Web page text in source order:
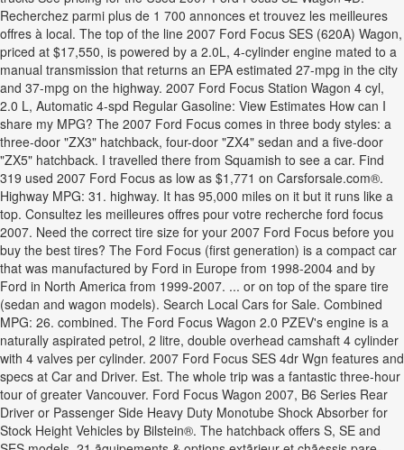
Recherchez parmi plus de 1 700 annonces et trouvez les meilleures
offres à local. The top of the line 2007 Ford Focus SES (620A) Wagon,
priced at $17,550, is powered by a 2.0L, 4-cylinder engine mated to a
manual transmission that returns an EPA estimated 27-mpg in the city
and 37-mpg on the highway. 2007 Ford Focus Station Wagon 4 cyl,
2.0 L, Automatic 4-spd Regular Gasoline: View Estimates How can I
share my MPG? The 2007 Ford Focus comes in three body styles: a
three-door "ZX3" hatchback, four-door "ZX4" sedan and a five-door
"ZX5" hatchback. I travelled there from Squamish to see a car. Find
319 used 2007 Ford Focus as low as $1,771 on Carsforsale.com®.
Highway MPG: 31. highway. It has 95,000 miles on it but it runs like a
top. Consultez les meilleures offres pour votre recherche ford focus
2007. Need the correct tire size for your 2007 Ford Focus before you
buy the best tires? The Ford Focus (first generation) is a compact car
that was manufactured by Ford in Europe from 1998-2004 and by
Ford in North America from 1999-2007. ... or on top of the spare tire
(sedan and wagon models). Search Local Cars for Sale. Combined
MPG: 26. combined. The Ford Focus Wagon 2.0 PZEV's engine is a
naturally aspirated petrol, 2 litre, double overhead camshaft 4 cylinder
with 4 valves per cylinder. 2007 Ford Focus SES 4dr Wgn features and
specs at Car and Driver. Est. The whole trip was a fantastic three-hour
tour of greater Vancouver. Ford Focus Wagon 2007, B6 Series Rear
Driver or Passenger Side Heavy Duty Monotube Shock Absorber for
Stock Height Vehicles by Bilstein®. The hatchback offers S, SE and